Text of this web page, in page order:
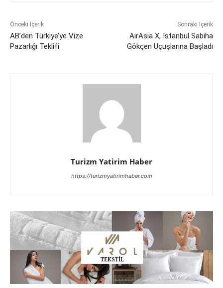
Önceki İçerik
AB’den Türkiye’ye Vize
Pazarlığı Teklifi
Sonraki İçerik
AirAsia X, İstanbul Sabiha
Gökçen Uçuşlarına Başladı
Turizm Yatirim Haber
https://turizmyatirimhaber.com